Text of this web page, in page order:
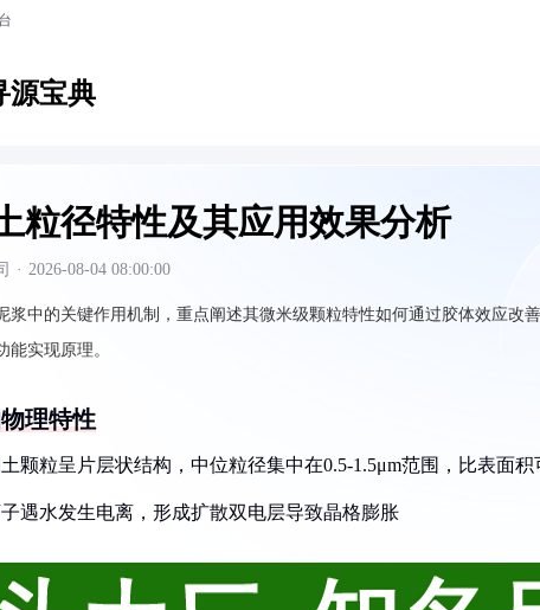
源宝典
粒径特性及其应用效果分析
· 2026-08-04 08:00:00
浆中的关键作用机制，重点阐述其微米级颗粒特性如何通过胶体效应改
能实现原理。
理特性
颗粒呈片层状结构，中位粒径集中在0.5-1.5μm范围，比表面积
遇水发生电离，形成扩散双电层导致晶格膨胀